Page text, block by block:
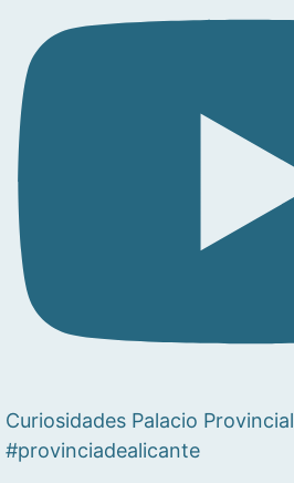
Curiosidades Palacio Provincial
#provinciadealicante